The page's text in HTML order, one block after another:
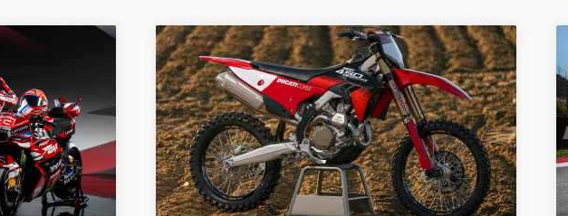
Panigale V2
Panigale V2 S
Panigale V2 MM93
Panigale V2 FB63
E-BIKE
MIG-S
TK-01RR
Futa AXS
Futa All-Road